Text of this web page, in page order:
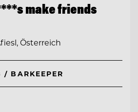
make friends
Österreich
CHEF DE RANG / BARKEEPER